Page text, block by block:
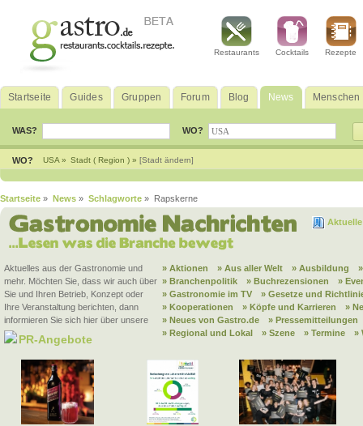
Restaurants Cocktails Rezepte
Startseite Guides Gruppen Forum Blog News Menschen
WAS? WO?
WO? USA » Stadt ( Region ) » [Stadt ändern]
Startseite » News » Schlagworte » Rapskerne
Aktuelles aus der Gastronomie und
mehr. Möchten Sie, dass wir auch über
Sie und Ihren Betrieb, Konzept oder
Ihre Veranstaltung berichten, dann
informieren Sie sich hier über unsere
PR-Angebote
» Aktionen » Aus aller Welt » Ausbildung
» Branchenpolitik
» Buchrezensionen
»
» Gastronomie im TV
» Gesetze und
» Kooperationen
» Köpfe und Karrieren
»
» Neues von Gastro.de
» Pressemitteilungen
» Regional und Lokal
» Szene » Termine »